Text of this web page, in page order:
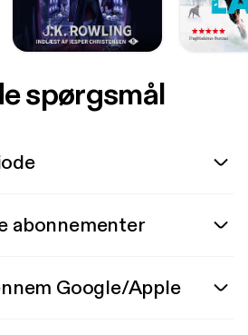
spørgsmål
abonnementer
Google/Apple